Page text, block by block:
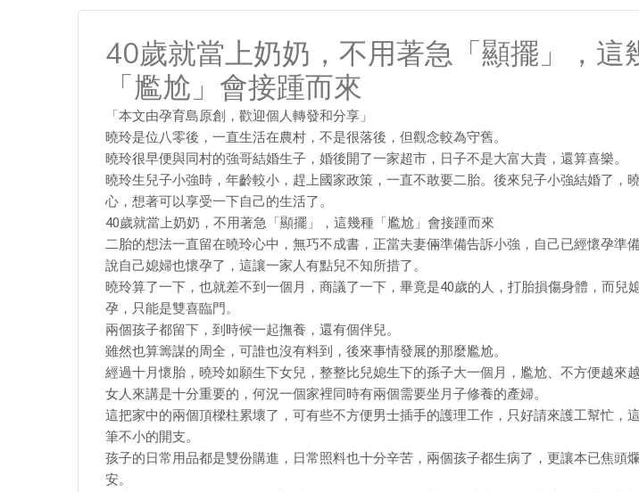
40歲就當上奶奶，不用著急「顯擺」，這
「尷尬」會接踵而來
「本文由孕育島原創，歡迎個人轉發和分享」
曉玲是位八零後，一直生活在農村，不是很落後，但觀念較為守舊。
曉玲很早便與同村的強哥結婚生子，婚後開了一家超市，日子不是大富大貴，還算喜樂。
曉玲生兒子小強時，年齡較小，趕上國家政策，一直不敢要二胎。後來兒子小強結婚了，
心，想著可以享受一下自己的生活了。
40歲就當上奶奶，不用著急「顯擺」，這幾種「尷尬」會接踵而來
二胎的想法一直留在曉玲心中，無巧不成書，正當夫妻倆準備告訴小強，自己已經懷孕準
說自己媳婦也懷孕了，這讓一家人有點兒不知所措了。
曉玲算了一下，也就差不到一個月，商議了一下，畢竟是40歲的人，打胎損傷身體，而兒
孕，只能是雙喜臨門。
兩個孩子都留下，到時候一起撫養，還有個伴兒。
雖然也算籌謀的周全，可誰也沒有料到，後來事情發展的那麼尷尬。
經過十月懷胎，曉玲如願生下女兒，整整比兒媳生下的孫子大一個月，尷尬、不方便越來
女人來講是十分重要的，何況一個家裡同時有兩個需要坐月子修養的產婦。
這把家中的兩個頂樑柱累壞了，可有些不方便男士插手的護理工作，只好請來護工幫忙，
筆不小的開支。
孩子的日常用品都是雙份購進，日常照料也十分辛苦，兩個孩子都生病了，更讓本已焦頭
安。